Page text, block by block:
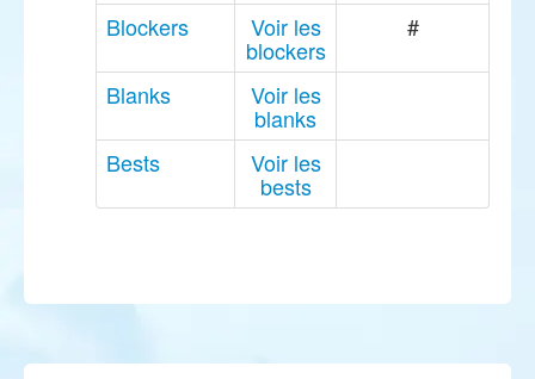
Blockers Voir les
blockers
#
Blanks Voir les
blanks
Bests
Voir les
bests